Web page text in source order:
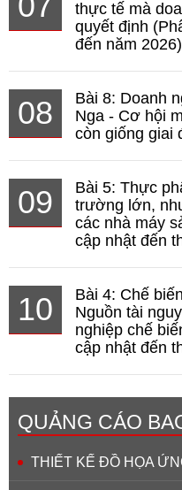
thực tế mà
quyết định
đến năm 2026)
08
Bài 8: Doanh
Nga - Cơ hội
còn giống giai
09
Bài 5: Thực
trường lớn,
các nhà máy
cập nhật đến
10
Bài 4: Chế
Nguồn tài
nghiệp chế
cập nhật đến
QUẢNG CÁO
THIẾT KẾ ĐỒ HỌA